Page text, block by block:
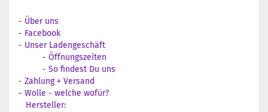
- Über uns
- Facebook
- Unser Ladengeschäft
- Öffnungszeiten
- So findest Du uns
- Zahlung + Versand
- Wolle - welche wofür?
Hersteller: